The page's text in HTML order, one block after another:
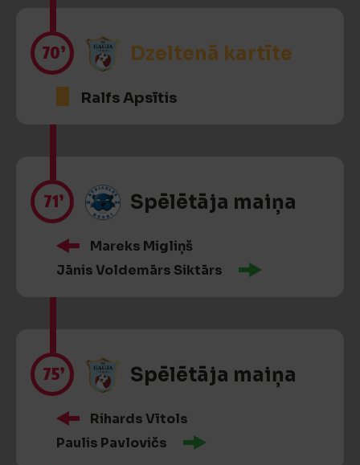
70’ Dzeltenā kartīte
Ralfs Apsītis
71’ Spēlētāja maiņa
Mareks Migliņš
Jānis Voldemārs Siktārs
75’ Spēlētāja maiņa
Rihards Vītols
Paulis Pavlovičs